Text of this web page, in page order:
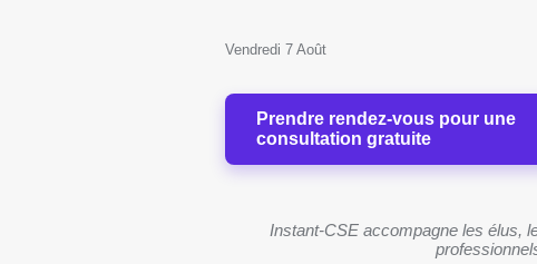
Vendredi 7 Août
Prendre rendez-vous pour une
consultation gratuite
Instant-CSE accompagne les élus,